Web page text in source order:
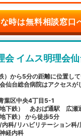
時は無料相談窓口
会 イムス明理会
）から5分の距離に位置し
仙台総合病院はアクセスが
葉区中央4丁目5-1
地下鉄） あおば通駅 広瀬
下鉄） から徒歩5分
内科/リハビリテーション科
経内科